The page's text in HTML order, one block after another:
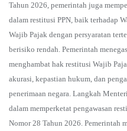
Tahun 2026, pemerintah juga
dalam restitusi PPN, baik terhadap
Wajib Pajak dengan persyaratan
berisiko rendah. Pemerintah
menghambat hak restitusi Wajib
akurasi, kepastian hukum, dan
penerimaan negara. Langkah
dalam memperketat pengawasan
Nomor 28 Tahun 2026. Pemerintah